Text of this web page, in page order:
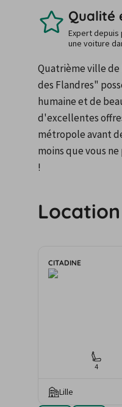
Qualité
Expert depuis
une voiture
Quatrième ville de
des Flandres"
humaine et de
d'excellentes
métropole avant
moins que vous
!
CITADINE
4
Lille